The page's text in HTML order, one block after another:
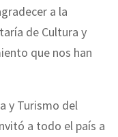
a la
de Cultura y
que nos han
y Turismo del
a todo el país a